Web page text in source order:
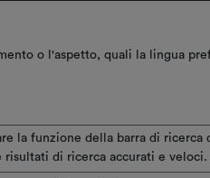
o l'aspetto, quali la lingua
la funzione della barra di ricerca
risultati di ricerca accurati e veloci.